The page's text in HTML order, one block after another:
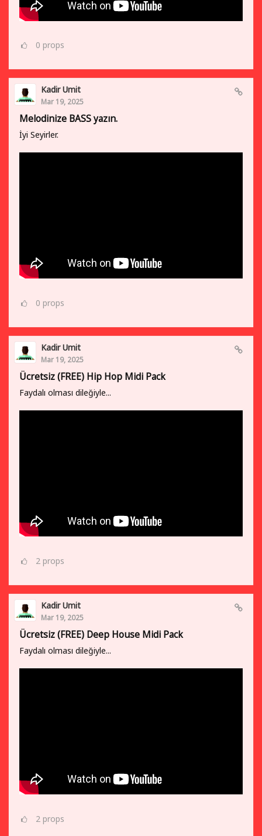
0 props
Kadir Umit
Mar 19, 2025
Melodinize BASS yazın.
İyi Seyirler.
0 props
Kadir Umit
Mar 19, 2025
Ücretsiz (FREE) Hip Hop Midi Pack
Faydalı olması dileğiyle...
2 props
Kadir Umit
Mar 19, 2025
Ücretsiz (FREE) Deep House Midi Pack
Faydalı olması dileğiyle...
2 props